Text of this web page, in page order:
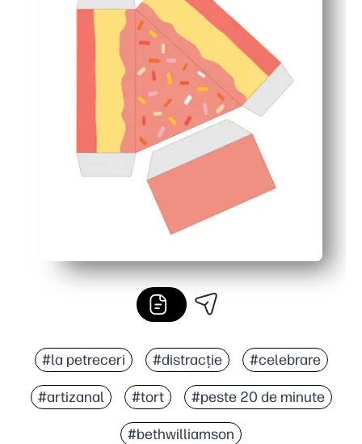
#la petreceri #distracție #celebrare
#artizanal #tort #peste 20 de minute
#bethwilliamson